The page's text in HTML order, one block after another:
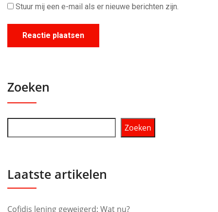
Stuur mij een e-mail als er nieuwe berichten zijn.
Zoeken
Zoeken
Laatste artikelen
Cofidis lening geweigerd: Wat nu?